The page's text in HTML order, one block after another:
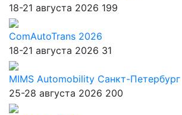
18-21 августа 2026 199
ComAutoTrans 2026
18-21 августа 2026 31
MIMS Automobility Санкт-Петербург
25-28 августа 2026 200